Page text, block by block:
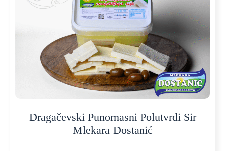
Dragačevski Punomasni Polutvrdi Sir
Mlekara Dostanić